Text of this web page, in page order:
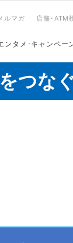
ルマガ 店舗･ATM
ンタメ･キャンペー
つな